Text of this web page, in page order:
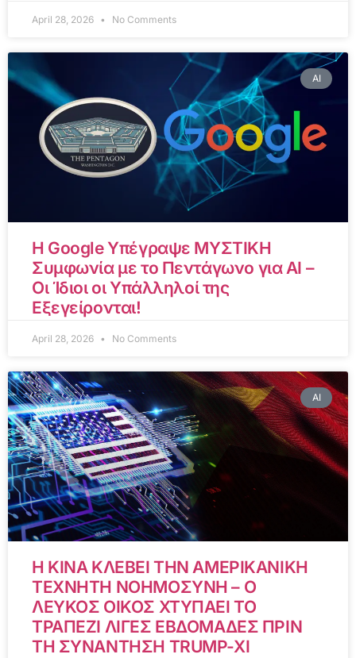
April 28, 2026 No Comments
AI
Η Google Υπέγραψε ΜΥΣΤΙΚΗ
Συμφωνία με το Πεντάγωνο για AI –
Οι Ίδιοι οι Υπάλληλοί της
Εξεγείρονται!
April 28, 2026 No Comments
AI
Η ΚΙΝΑ ΚΛΕΒΕΙ ΤΗΝ ΑΜΕΡΙΚΑΝΙΚΗ
ΤΕΧΝΗΤΗ ΝΟΗΜΟΣΥΝΗ – Ο
ΛΕΥΚΟΣ ΟΙΚΟΣ ΧΤΥΠΑΕΙ ΤΟ
ΤΡΑΠΕΖΙ ΛΙΓΕΣ ΕΒΔΟΜΑΔΕΣ ΠΡΙΝ
ΤΗ ΣΥΝΑΝΤΗΣΗ TRUMP-XI